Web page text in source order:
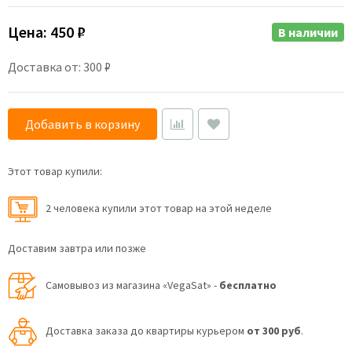
Цена: 450 ₽
Доставка от: 300 ₽
В наличии
Добавить в корзину
Этот товар купили:
2 человекa купили этот товар на этой неделе
Доставим завтра или позже
Самовывоз из магазина «VegaSat» - бесплатно
Доставка заказа до квартиры курьером от 300 руб.